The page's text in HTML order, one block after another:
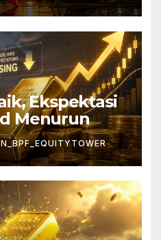
Ekspektasi
Menurun